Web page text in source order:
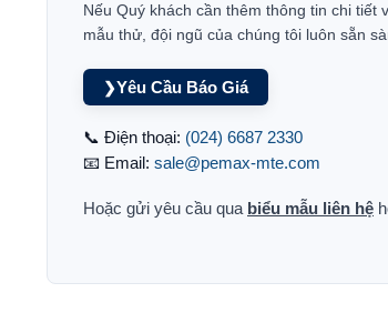
Nếu Quý khách cần thêm thông tin chi
mẫu thử, đội ngũ của chúng tôi luôn sẵn
❯Yêu Cầu Báo Giá
📞 Điện thoại: (024) 6687 2330
📧 Email: sale@pemax-mte.com
Hoặc gửi yêu cầu qua biểu mẫu liên hệ